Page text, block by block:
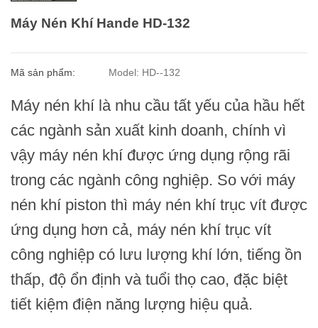
Máy Nén Khí Hande HD-132
Mã sản phẩm: Model: HD--132
Máy nén khí là nhu cầu tất yếu của hầu hết
các ngành sản xuất kinh doanh, chính vì
vậy máy nén khí được ứng dụng rộng rãi
trong các ngành công nghiệp. So với máy
nén khí piston thì máy nén khí trục vít được
ứng dụng hơn cả, máy nén khí trục vít
công nghiệp có lưu lượng khí lớn, tiếng ồn
thấp, độ ổn định và tuổi thọ cao, đặc biệt
tiết kiệm điện năng lượng hiệu quả.